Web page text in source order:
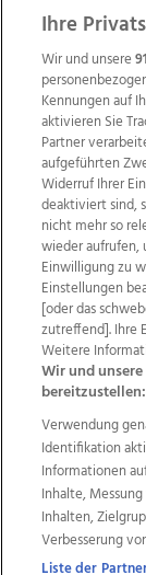
Wir über
AGB Website
Weitere
TV1
Life Radio
OÖN
Ihre
Wir und unsere
Kennungen auf
aktivieren Sie
Partner
aufgeführten
Widerruf Ihrer
deaktiviert sind,
nicht mehr so
wieder aufrufen,
Einwilligung zu
Einstellungen
[oder das
zutreffend]. Ihre
Weitere
Wir und
bereitzustellen:
Verwendung
Identifikation
Informationen
Inhalte,
Inhalten,
Verbesserung
Liste der